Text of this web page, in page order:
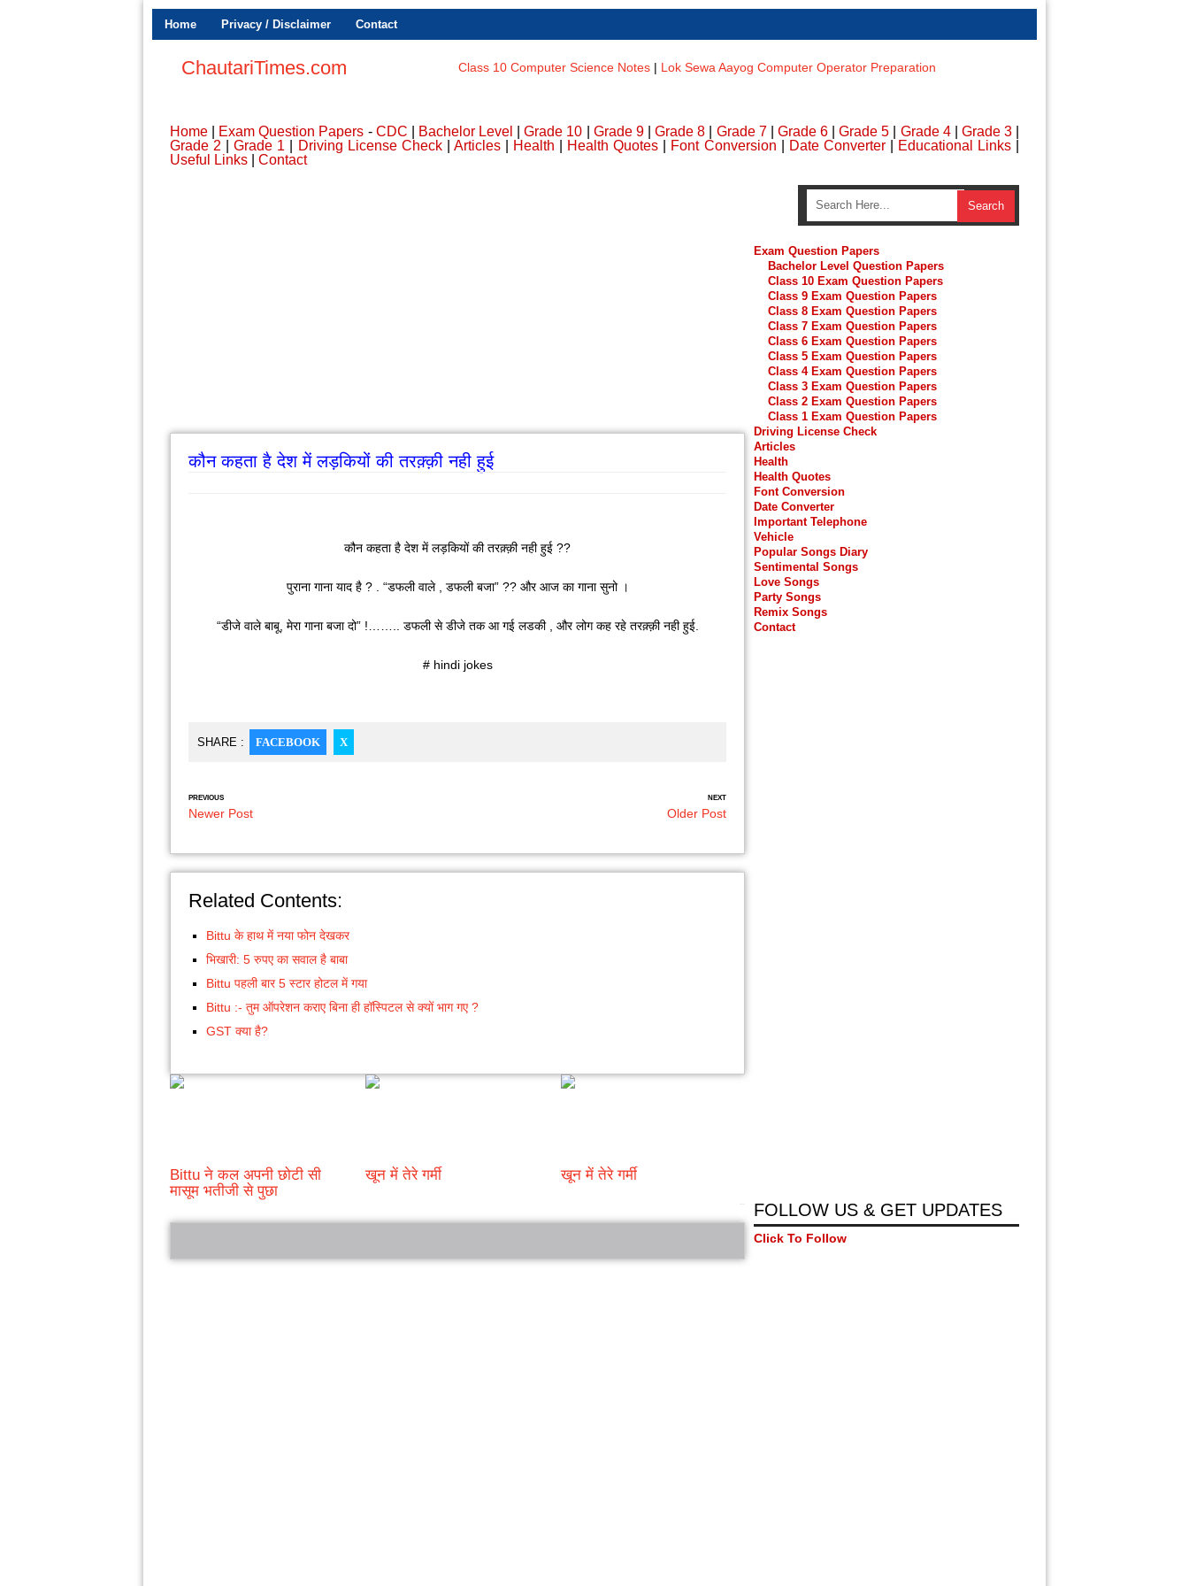
Home Privacy / Disclaimer Contact
ChautariTimes.com Class 10 Computer Science Notes | Lok Sewa Aayog Computer Operator Preparation
Home Exam Question Papers - CDC Bachelor Level |Grade 10 Grade 9|Grade 8 Grade 7| Grade 6 |Grade 5 Grade 4| Grade 3
Grade 2 |Grade 1 Driving License Check| Articles| Health Health Quotes Font Conversion Date Converter| Educational Links
Useful Links
Contact
कौन कहता है देश में लड़कियों की तरक़्क़ी नही हुई
कौन कहता है देश में लड़कियों की तरक़्क़ी नही हुई ??
पुराना गाना याद है ? . “डफली वाले , डफली बजा” ?? और आज का गाना सुनो ।
“डीजे वाले बाबू, मेरा गाना बजा दो” !…….. डफली से डीजे तक आ गई लडकी , और लोग कह रहे तरक़्क़ी नही हुई.
# hindi jokes
SHARE : FACEBOOK X
PREVIOUS
Newer Post
NEXT
Older Post
Related Contents:
Bittu के हाथ में नया फोन देखकर
भिखारी: 5 रुपए का सवाल है बाबा
Bittu पहली बार 5 स्टार होटल में गया
Bittu :- तुम ऑपरेशन कराए बिना ही हॉस्पिटल से क्यों भाग गए ?
GST क्या है?
Bittu ने कल अपनी छोटी सी
मासूम भतीजी से पुछा
खून में तेरे गर्मी खून में तेरे गर्मी
Exam Question Papers
Bachelor Level Question Papers
Class 10 Exam Question Papers
Class 9 Exam Question Papers
Class 8 Exam Question Papers
Class 7 Exam Question Papers
Class 6 Exam Question Papers
Class 5 Exam Question Papers
Class 4 Exam Question Papers
Class 3 Exam Question Papers
Class 2 Exam Question Papers
Class 1 Exam Question Papers
Driving License Check
Articles
Health
Health Quotes
Font Conversion
Date Converter
Important Telephone
Vehicle
Popular Songs Diary
Sentimental Songs
Love Songs
Party Songs
Remix Songs
Contact
FOLLOW US & GET UPDATES
Click To Follow